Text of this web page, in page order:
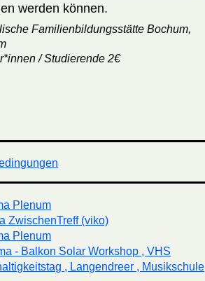
werden können.
Familienbildungsstätte Bochum,
/ Studierende 2€
Plenum
ZwischenTreff (viko)
Plenum
- Balkon Solar Workshop , VHS
, Langendreer , Musikschule